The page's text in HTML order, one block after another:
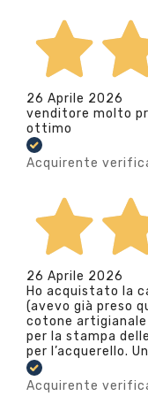
26 Aprile 2026
venditore molto
ottimo
Acquirente
26 Aprile 2026
Ho acquistato la
(avevo già preso
cotone artigianale
per la stampa
per l’acquerello.
Acquirente